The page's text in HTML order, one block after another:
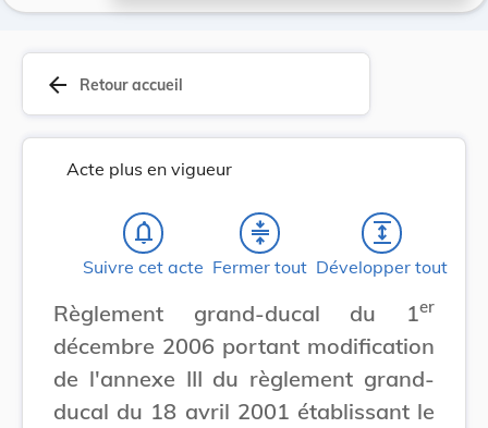
arrow_back Retour accueil
Acte plus en vigueur
notifications_none
Suivre cet acte
compress
Fermer tout
expand
Développer tout
Règlement grand-ducal du 1er
décembre 2006 portant modification
de l'annexe III du règlement grand-
ducal du 18 avril 2001 établissant le